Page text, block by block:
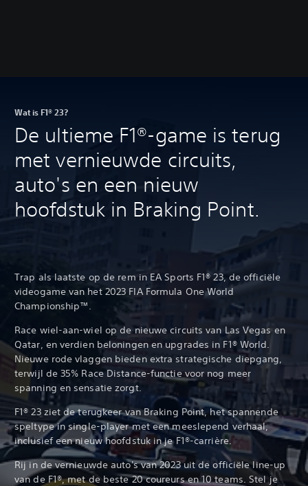
Wat is F1® 23?
De ultieme F1®-game is terug
met vernieuwde circuits,
auto's en een nieuw
hoofdstuk in Braking Point.
Trap als laatste op de rem in EA Sports F1® 23, de officiële
videogame van het 2023 FIA Formula One World
Championship™.
Race wiel-aan-wiel op de nieuwe circuits van Las Vegas en
Qatar, en verdien beloningen en upgrades in F1® World.
Nieuwe rode vlaggen bieden extra strategische diepgang,
terwijl de 35% Race Distance-functie voor nog meer
spanning en sensatie zorgt.
F1® 23 ziet de terugkeer van Braking Point, het spannende
speltype in single-player met een meeslepend verhaal,
inclusief een nieuw hoofdstuk in je F1®-carrière.
Rij in de vernieuwde auto's van 2023 uit de officiële line-up
van de F1®, met de beste 20 coureurs en 10 teams. Stel je